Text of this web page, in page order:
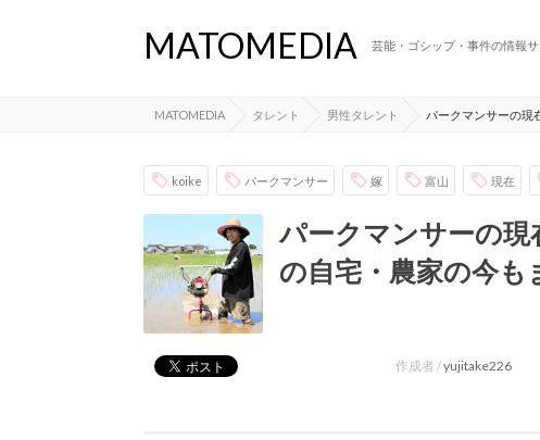
MATOMEDIA 芸能・ゴシップ・事件の情報サ
MATOMEDIA タレント 男性タレント パークマンサーの現
koike パークマンサー 嫁 富山 現在
パークマンサーの現
の自宅・農家の今も
作成者 /yujitake226